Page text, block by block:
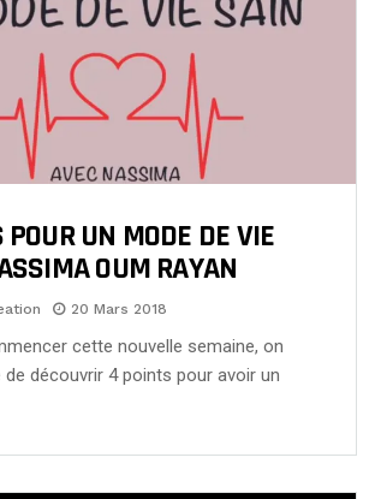
UN MODE DE VIE
OUM RAYAN
20 Mars 2018
cette nouvelle semaine, on
découvrir 4 points pour avoir un